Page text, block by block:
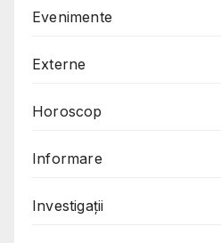
Evenimente
Externe
Horoscop
Informare
Investigații